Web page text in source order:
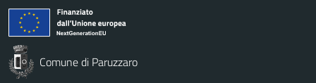
Comune di Paruzzaro